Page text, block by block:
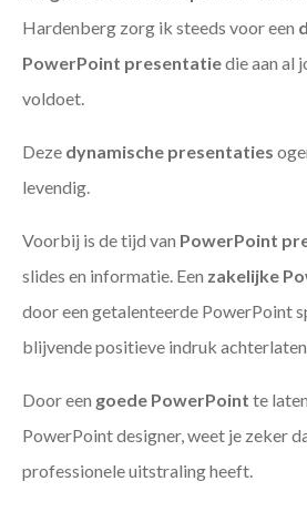
Hardenberg zorg ik steeds voor een
PowerPoint presentatiedie aan al
voldoet.
Deze dynamische presentaties
levendig.
Voorbij is de tijd van PowerPoint
slides en informatie. Een zakelijke
door een getalenteerde PowerPoint
blijvende positieve indruk
Door een goede PowerPoint te
PowerPoint designer, weet je zeker
professionele uitstraling heeft.